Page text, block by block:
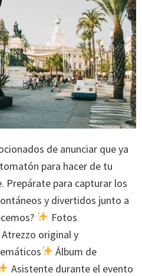
de anunciar que ya
para hacer de tu
Prepárate para capturar los
y divertidos junto a
Fotos
Atrezzo original y
Álbum de
Asistente durante el evento